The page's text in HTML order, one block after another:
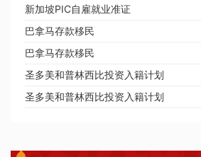
新加坡PIC自雇就业准证
巴拿马存款移民
巴拿马存款移民
圣多美和普林西比投资入籍计划
圣多美和普林西比投资入籍计划